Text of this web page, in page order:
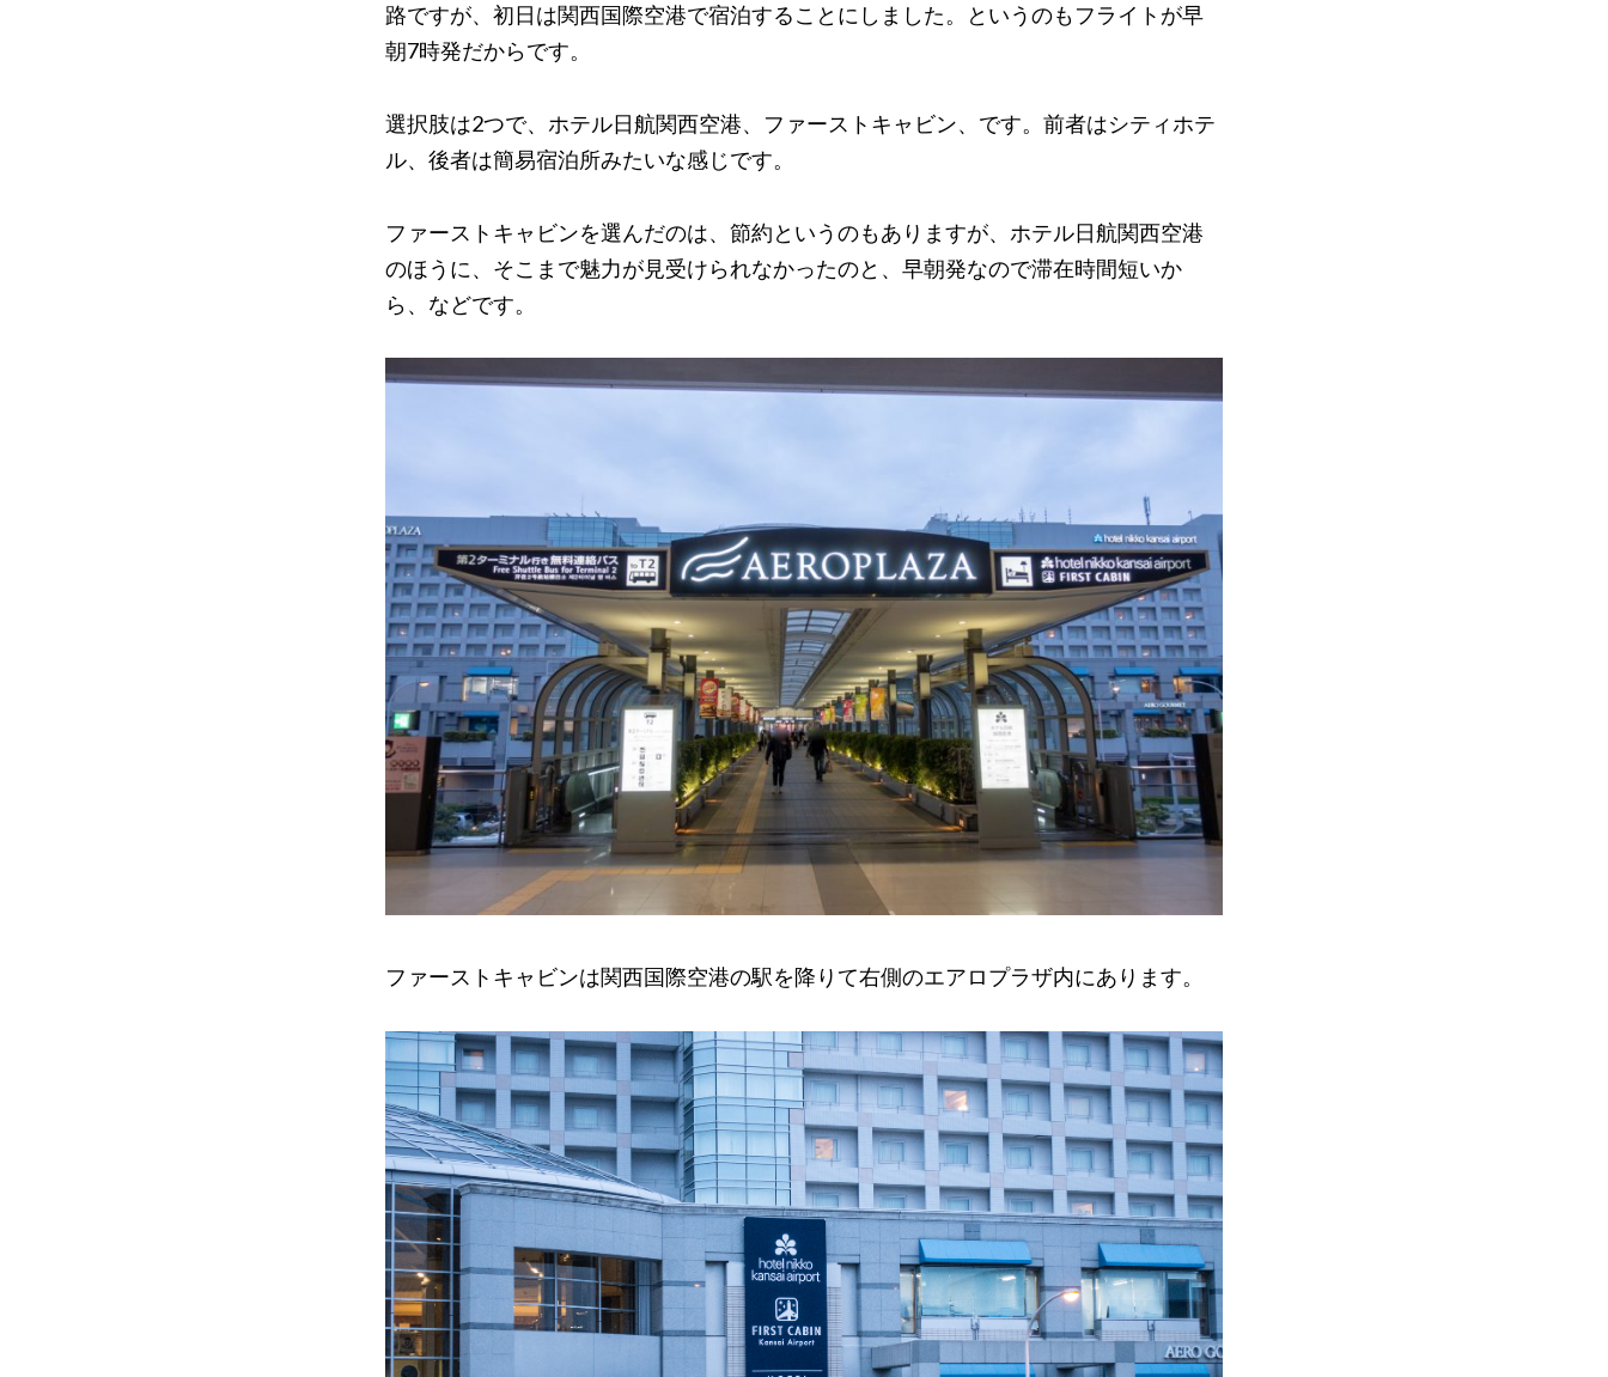
路ですが、初日は関西国際空港で宿泊することにしました。というのもフライトが早
朝7時発だからです。
選択肢は2つで、ホテル日航関西空港、ファーストキャビン、です。前者はシティホテ
ル、後者は簡易宿泊所みたいな感じです。
ファーストキャビンを選んだのは、節約というのもありますが、ホテル日航関西空港
のほうに、そこまで魅力が見受けられなかったのと、早朝発なので滞在時間短いか
ら、などです。
ファーストキャビンは関西国際空港の駅を降りて右側のエアロプラザ内にあります。